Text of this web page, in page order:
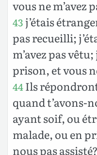
vous ne m’avez
43 j’étais
pas recueilli;
m’avez pas
prison, et vous
44Ils
quand t’avons-
ayant soif, ou
malade, ou en
nous pas assisté?